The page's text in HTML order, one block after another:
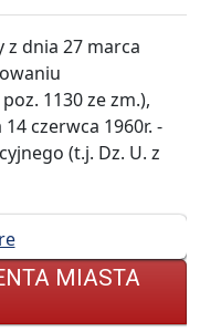
z dnia 27 marca
1130 ze zm.),
czerwca 1960r. -
(t.j. Dz. U. z
MIASTA